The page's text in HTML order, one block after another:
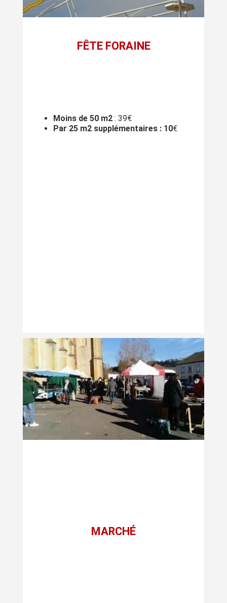
FÊTE FORAINE
Moins de 50 m2 : 39€
Par 25 m2 supplémentaires : 10€
MARCHÉ